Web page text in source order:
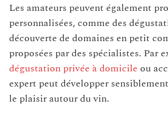
Les amateurs peuvent également
personnalisées, comme des
découverte de domaines en petit
proposées par des spécialistes. Par
dégustation privée à domicile ou
expert peut développer
le plaisir autour du vin.